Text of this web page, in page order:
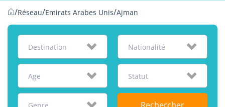
/Réseau/Emirats Arabes Unis/Ajman
Destination Nationalité
Age Statut